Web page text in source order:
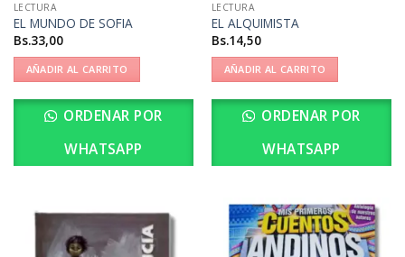
LECTURA
EL MUNDO DE SOFIA
Bs.33,00
AÑADIR AL CARRITO
ORDENAR POR
WHATSAPP
LECTURA
EL ALQUIMISTA
Bs.14,50
AÑADIR AL CARRITO
ORDENAR POR
WHATSAPP